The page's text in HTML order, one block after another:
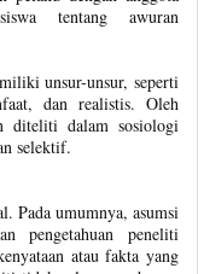
tentang awuran
unsur-unsur, seperti
dan realistis. Oleh
diteliti dalam sosiologi
selektif.
Pada umumnya, asumsi
pengetahuan peneliti
atau fakta yang